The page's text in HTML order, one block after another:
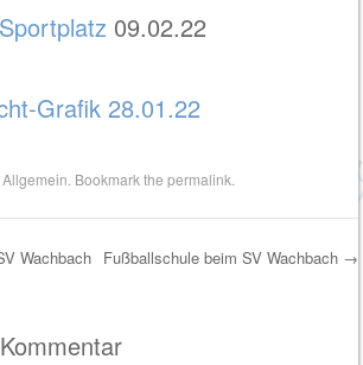
09.02.22
Grafik 28.01.22
Allgemein . Bookmark thepermalink
Wachbach Fußballschule beim SV Wachbach →